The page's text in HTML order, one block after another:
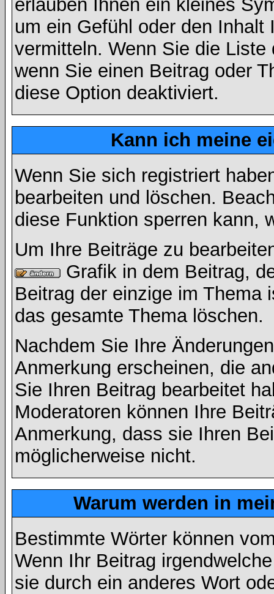
erlauben Ihnen ein kleines
um ein Gefühl oder den
vermitteln. Wenn Sie die
wenn Sie einen Beitrag oder
diese Option deaktiviert.
Kann ich meine
Wenn Sie sich registriert
bearbeiten und löschen.
diese Funktion sperren kann,
Um Ihre Beiträge zu
Grafik in dem Beitrag,
Beitrag der einzige im Thema
das gesamte Thema löschen.
Nachdem Sie Ihre
Anmerkung erscheinen, die
Sie Ihren Beitrag bearbeitet
Moderatoren können Ihre
Anmerkung, dass sie Ihren
möglicherweise nicht.
Warum werden in
Bestimmte Wörter können
Wenn Ihr Beitrag
sie durch ein anderes Wort